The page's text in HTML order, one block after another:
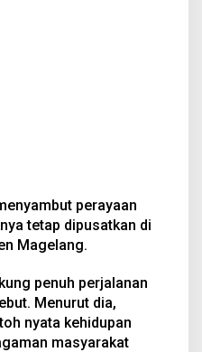
perayaan
tetap dipusatkan di
Magelang.
penuh perjalanan
Menurut dia,
nyata kehidupan
masyarakat